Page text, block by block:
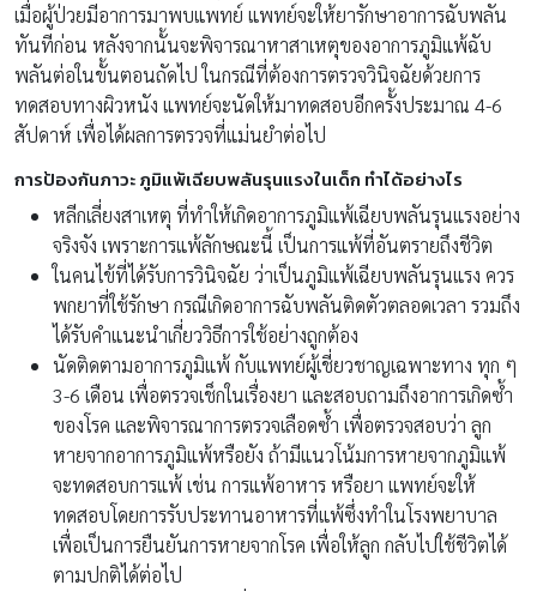
เมื่อผู้ป่วยมีอาการมาพบแพทย์ แพทย์จะให้ยารักษาอาการฉับพลัน
ทันทีก่อน หลังจากนั้นจะพิจารณาหาสาเหตุของอาการภูมิแพ้ฉับ
พลันต่อในขั้นตอนถัดไป ในกรณีที่ต้องการตรวจวินิจฉัยด้วยการ
ทดสอบทางผิวหนัง แพทย์จะนัดให้มาทดสอบอีกครั้งประมาณ 4-6
สัปดาห์ เพื่อได้ผลการตรวจที่แม่นยำต่อไป
การป้องกันภาวะ ภูมิแพ้เฉียบพลันรุนแรงในเด็ก ทำได้อย่างไร
หลีกเลี่ยงสาเหตุ ที่ทำให้เกิดอาการภูมิแพ้เฉียบพลันรุนแรงอย่าง
จริงจัง เพราะการแพ้ลักษณะนี้ เป็นการแพ้ที่อันตรายถึงชีวิต
ในคนไข้ที่ได้รับการวินิจฉัย ว่าเป็นภูมิแพ้เฉียบพลันรุนแรง ควร
พกยาที่ใช้รักษา กรณีเกิดอาการฉับพลันติดตัวตลอดเวลา รวมถึง
ได้รับคำแนะนำเกี่ยววิธีการใช้อย่างถูกต้อง
นัดติดตามอาการภูมิแพ้ กับแพทย์ผู้เชี่ยวชาญเฉพาะทาง ทุก ๆ
3-6 เดือน เพื่อตรวจเช็กในเรื่องยา และสอบถามถึงอาการเกิดซ้ำ
ของโรค และพิจารณาการตรวจเลือดซ้ำ เพื่อตรวจสอบว่า ลูก
หายจากอาการภูมิแพ้หรือยัง ถ้ามีแนวโน้มการหายจากภูมิแพ้
จะทดสอบการแพ้ เช่น การแพ้อาหาร หรือยา แพทย์จะให้
ทดสอบโดยการรับประทานอาหารที่แพ้ซึ่งทำในโรงพยาบาล
เพื่อเป็นการยืนยันการหายจากโรค เพื่อให้ลูก กลับไปใช้ชีวิตได้
ตามปกติได้ต่อไป